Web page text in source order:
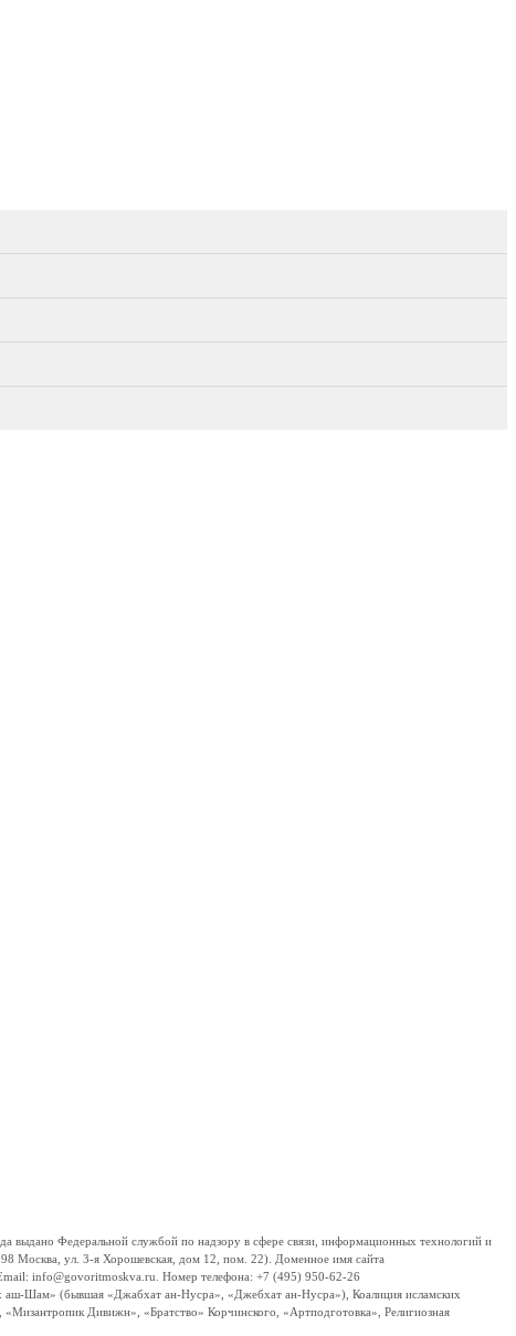
Федеральной службой по надзору в сфере связи, информационных технологий и
Москва, ул. 3-я Хорошевская, дом 12, пом. 22). Доменное имя сайта
info@govoritmoskva.ru. Номер телефона: +7 (495) 950-62-26
аш-Шам» (бывшая «Джабхат ан-Нусра», «Джебхат ан-Нусра»), Коалиция исламских
Дивижн», «Братство» Корчинского, «Артподготовка», Религиозная